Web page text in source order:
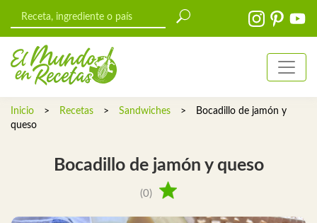
Inicio > Recetas > Sandwiches >
Bocadillo de jamón y
queso
Bocadillo de jamón y queso
(0)